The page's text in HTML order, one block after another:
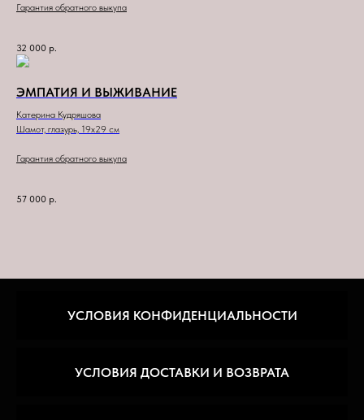
Гарантия обратного выкупа
32 000 р.
ЭМПАТИЯ И ВЫЖИВАНИЕ
Катерина Кудряшова
Шамот, глазурь, 19x29 см
Гарантия обратного выкупа
57 000 р.
УСЛОВИЯ КОНФИДЕНЦИАЛЬНОСТИ
УСЛОВИЯ ДОСТАВКИ И ВОЗВРАТА